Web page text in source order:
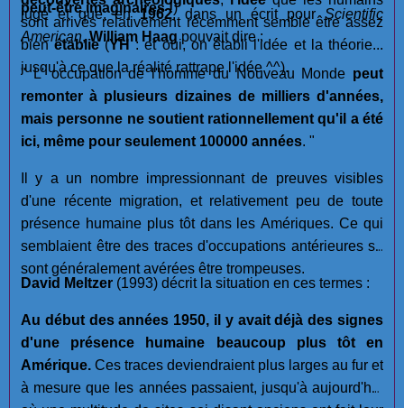
peut-être imaginaires !)
sont arrivés relativement récemment semble être assez
bienétablie(YH: et oui, on établi l'idée et la théorie...
jusqu'à ce que la réalité rattrape l'idée ^^).
jugé et que, en1962, dans un écrit pourScientific
American,William Haagpouvait dire :
" L' occupation de l'homme du Nouveau Monde peut
remonter à plusieurs dizaines de milliers d'années,
mais personne ne soutient rationnellement qu'il a été
ici, même pour seulement 100000 années. "
Il y a un nombre impressionnant de preuves visibles
d'une récente migration, et relativement peu de toute
présence humaine plus tôt dans les Amériques. Ce qui
semblaient être des traces d'occupations antérieures se
sont généralement avérées être trompeuses.
David Meltzer (1993) décrit la situation en ces termes :
Au début des années 1950, il y avait déjà des signes
d'une présence humaine beaucoup plus tôt en
Amérique. Ces traces deviendraient plus larges au fur et
à mesure que les années passaient, jusqu'à aujourd'hui